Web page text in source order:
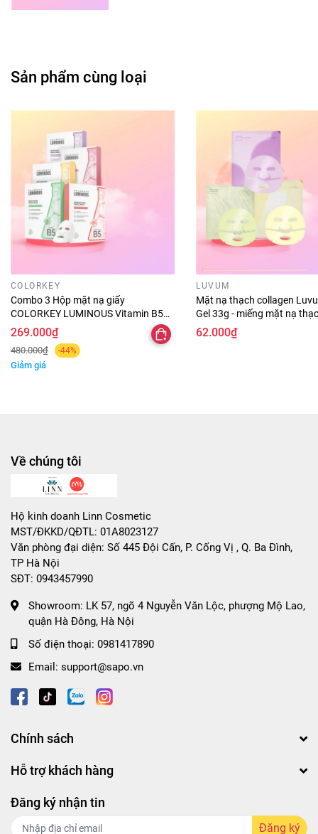
#myphamchinhhang #myphamuytin #hangchinhhang
Sản phẩm cùng loại
COLORKEY
Combo 3 Hộp mặt nạ giấy
COLORKEY LUMINOUS Vitamin B5
Mask color key hỗ trợ sáng da 10
miếng / hộp
269.000₫
480.000₫ -44%
Giảm giá
LUVUM
Mặt nạ thạch collagen
Gel 33g - miếng mặt nạ
dưỡng trắng da & chống
62.000₫
Về chúng tôi
Hộ kinh doanh Linn Cosmetic
MST/ĐKKD/QĐTL: 01A8023127
Văn phòng đại diện: Số 445 Đội Cấn, P. Cống Vị , Q. Ba Đình,
TP Hà Nội
SĐT: 0943457990
Showroom: LK 57, ngõ 4 Nguyễn Văn Lộc, phượng Mộ Lao,
quận Hà Đông, Hà Nội
Số điện thoại: 0981417890
Email: support@sapo.vn
Chính sách
Hỗ trợ khách hàng
Đăng ký nhận tin
Đăng ký